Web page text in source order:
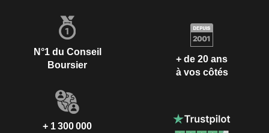
N°1 du Conseil
Boursier
+ de 20 ans
à vos côtés
+ 1 300 000